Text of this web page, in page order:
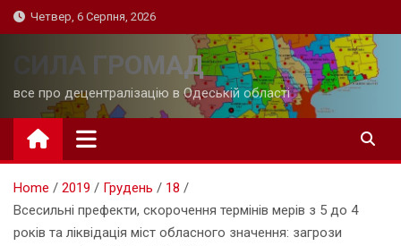
Skip
to
Четвер, 6 Серпня, 2026
СИЛА ГРОМАД
все про децентралізацію в Одеській області
Home 2019 Грудень
18
Всесильні префекти, скорочення термінів мерів з 5 до 4
років та ліквідація міст обласного значення: загрози